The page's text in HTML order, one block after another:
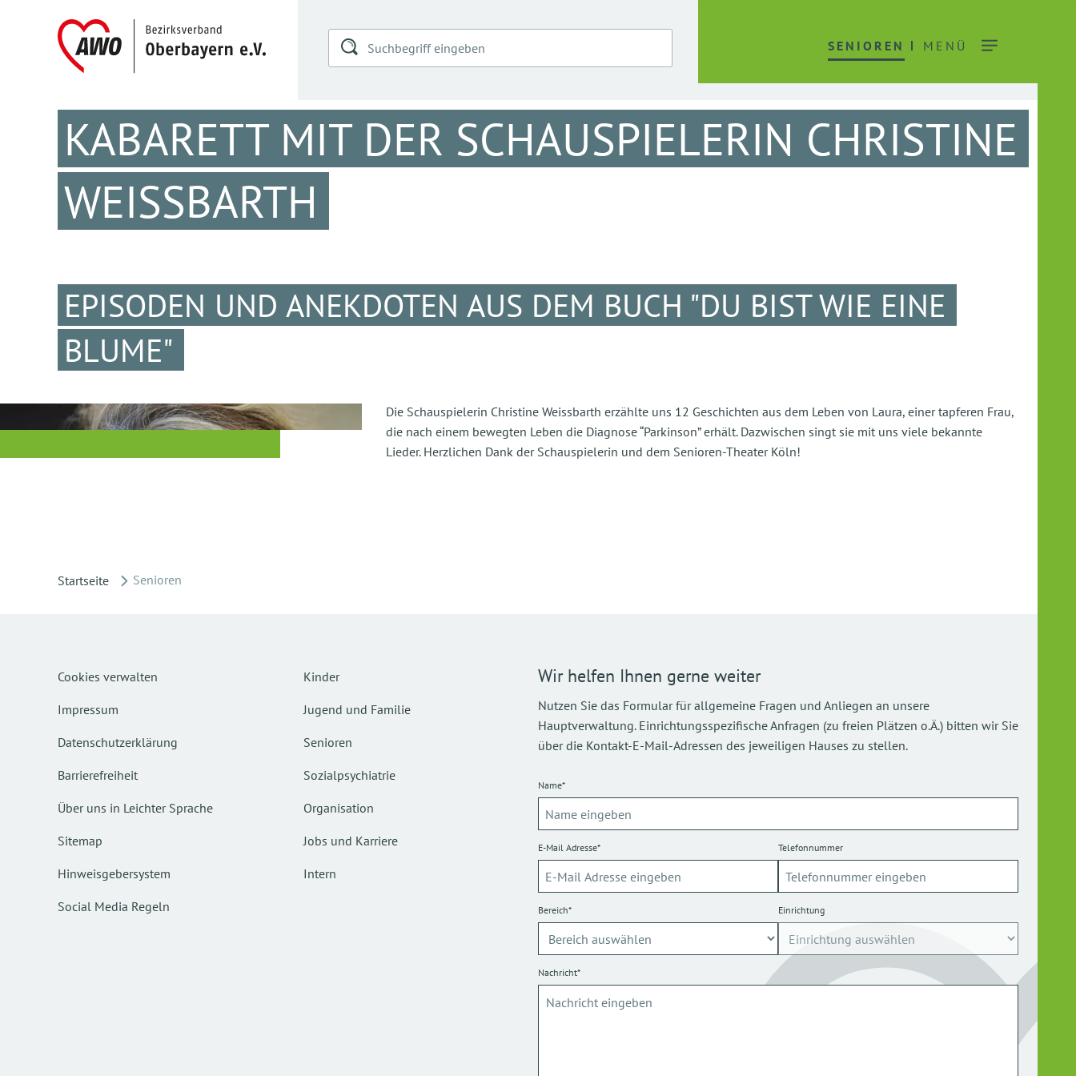
SENIOREN MENÜ
KABARETT MIT DER SCHAUSPIELERIN CHRISTINE
WEISSBARTH
EPISODEN UND ANEKDOTEN AUS DEM BUCH "DU BIST WIE EINE
BLUME"
Die Schauspielerin Christine Weissbarth erzählte uns 12 Geschichten aus dem Leben von Laura, einer tapferen Frau,
die nach einem bewegten Leben die Diagnose “Parkinson” erhält. Dazwischen singt sie mit uns viele bekannte
Lieder. Herzlichen Dank der Schauspielerin und dem Senioren-Theater Köln!
Startseite Senioren
Cookies verwalten
Impressum
Datenschutzerklärung
Barrierefreiheit
Über uns in Leichter Sprache
Sitemap
Hinweisgebersystem
Social Media Regeln
Kinder
Jugend und Familie
Senioren
Sozialpsychiatrie
Organisation
Jobs und Karriere
Intern
Wir helfen Ihnen gerne weiter
Nutzen Sie das Formular für allgemeine Fragen und Anliegen an unsere
Hauptverwaltung. Einrichtungsspezifische Anfragen (zu freien Plätzen o.Ä.) bitten wir Sie
über die Kontakt-E-Mail-Adressen des jeweiligen Hauses zu stellen.
Name*
E-Mail Adresse* Telefonnummer
Bereich* Einrichtung
Nachricht*